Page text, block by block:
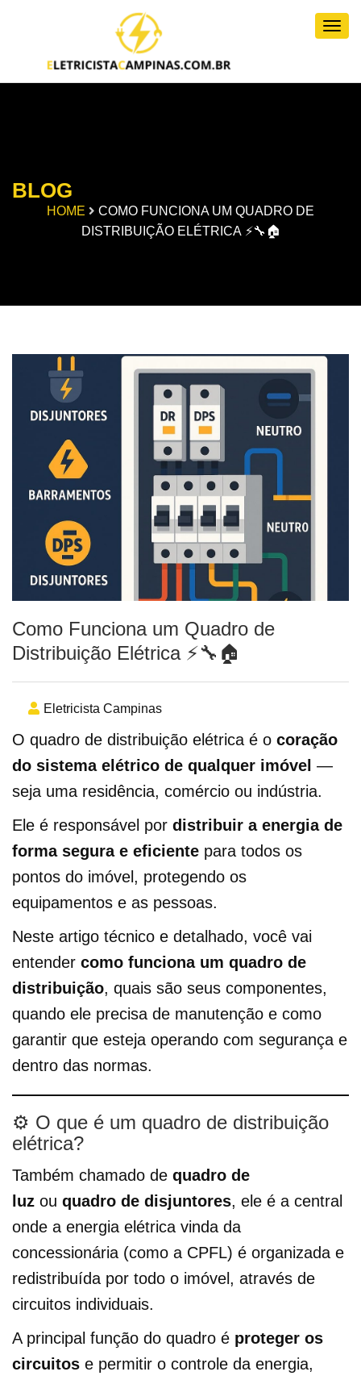
BLOG
HOME
COMO FUNCIONA UM QUADRO DE
DISTRIBUIÇÃO ELÉTRICA ⚡🔧🏠
Como Funciona um Quadro de
Distribuição Elétrica ⚡🔧🏠
Eletricista Campinas
O quadro de distribuição elétrica é o coração
do sistema elétrico de qualquer imóvel —
seja uma residência, comércio ou indústria.
Ele é responsável por distribuir a energia de
forma segura e eficiente para todos os
pontos do imóvel, protegendo os
equipamentos e as pessoas.
Neste artigo técnico e detalhado, você vai
entender como funciona um quadro de
distribuição, quais são seus componentes,
quando ele precisa de manutenção e como
garantir que esteja operando com segurança e
dentro das normas.
⚙️ O que é um quadro de distribuição
elétrica?
Também chamado de quadro de
luz ou quadro de disjuntores, ele é a central
onde a energia elétrica vinda da
concessionária (como a CPFL) é organizada e
redistribuída por todo o imóvel, através de
circuitos individuais.
A principal função do quadro é proteger os
circuitos e permitir o controle da energia,